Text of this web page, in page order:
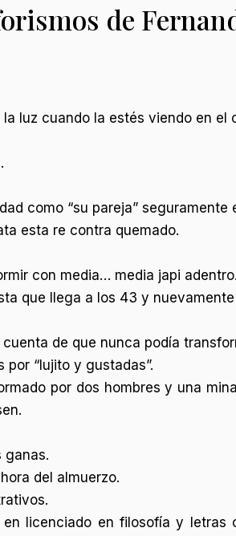
de
luz cuando la estés viendo en el
como “su pareja” seguramente
esta re contra quemado.
con media… media japi adentro.
que llega a los 43 y
de que nunca podía
“lujito y gustadas”.
por dos hombres y una
ganas.
del almuerzo.
licenciado en filosofía y